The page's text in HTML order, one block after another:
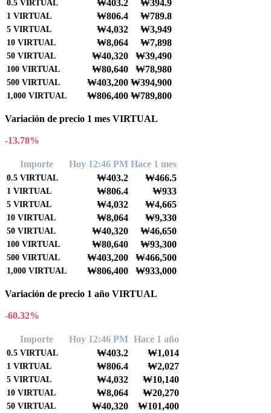
0.5 VIRTUAL ₩403.2 ₩394.9
1 VIRTUAL ₩806.4 ₩789.8
5 VIRTUAL ₩4,032 ₩3,949
10 VIRTUAL ₩8,064 ₩7,898
50 VIRTUAL ₩40,320 ₩39,490
100 VIRTUAL ₩80,640 ₩78,980
500 VIRTUAL ₩403,200 ₩394,900
1,000 VIRTUAL ₩806,400 ₩789,800
Variación de precio 1 mes VIRTUAL
-13.78%
Importe Hoy 12:46 PM Hace 1 mes
0.5 VIRTUAL ₩403.2 ₩466.5
1 VIRTUAL ₩806.4 ₩933
5 VIRTUAL ₩4,032 ₩4,665
10 VIRTUAL ₩8,064 ₩9,330
50 VIRTUAL ₩40,320 ₩46,650
100 VIRTUAL ₩80,640 ₩93,300
500 VIRTUAL ₩403,200 ₩466,500
1,000 VIRTUAL ₩806,400 ₩933,000
Variación de precio 1 año VIRTUAL
-60.32%
Importe Hoy 12:46 PM Hace 1 año
0.5 VIRTUAL ₩403.2 ₩1,014
1 VIRTUAL ₩806.4 ₩2,027
5 VIRTUAL ₩4,032 ₩10,140
10 VIRTUAL ₩8,064 ₩20,270
50 VIRTUAL ₩40,320 ₩101,400